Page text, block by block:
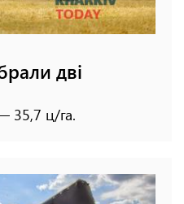
дві
35,7 ц/га.